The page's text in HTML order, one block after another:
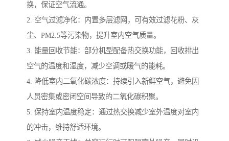
换，保证空气流通。
2. 空气过滤净化：内置多层滤网，可有效过滤花粉、灰
尘、PM2.5等污染物，提升室内空气质量。
3. 能量回收节能：部分机型配备热交换功能，回收排出
空气的温度和湿度，减少空调或暖气的能耗。
4. 降低室内二氧化碳浓度：持续引入新鲜空气，避免因
人员密集或密闭空间导致的二氧化碳积聚。
5. 保持室内温度稳定：通过热交换减少室外温度对室内
的冲击，维持舒适环境。